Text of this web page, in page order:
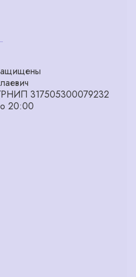
317505300079232
20:00